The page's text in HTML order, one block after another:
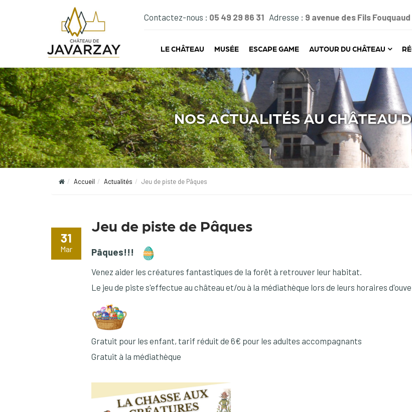
Contactez-nous : 05 49 29 86 31 Adresse : 9 avenue des Fils
LE CHÂTEAU MUSÉE ESCAPE GAME AUTOUR DU CHÂTEAU
NOS ACTUALITÉS AU CHÂTEAU
Accueil Actualités Jeu de piste de Pâques
31
Mar
Jeu de piste de Pâques
Pâques!!!
Venez aider les créatures fantastiques de la forêt à retrouver leur habitat.
Le jeu de piste s'effectue au château et/ou à la médiathèque lors de leurs horaires
Gratuit pour les enfant, tarif réduit de 6€ pour les adultes accompagnants
Gratuit à la médiathèque